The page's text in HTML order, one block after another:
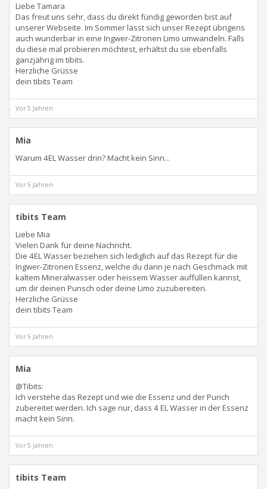
Liebe Tamara
Das freut uns sehr, dass du direkt fündig geworden bist auf
unserer Webseite. Im Sommer lässt sich unser Rezept übrigens
auch wunderbar in eine Ingwer-Zitronen Limo umwandeln. Falls
du diese mal probieren möchtest, erhältst du sie ebenfalls
ganzjährig im tibits.
Herzliche Grüsse
dein tibits Team
Vor 5 Jahren
Mia
Warum 4EL Wasser drin? Macht kein Sinn...
Vor 5 Jahren
tibits Team
Liebe Mia
Vielen Dank für deine Nachricht.
Die 4EL Wasser beziehen sich lediglich auf das Rezept für die
Ingwer-Zitronen Essenz, welche du dann je nach Geschmack mit
kaltem Mineralwasser oder heissem Wasser auffüllen kannst,
um dir deinen Punsch oder deine Limo zuzubereiten.
Herzliche Grüsse
dein tibits Team
Vor 5 Jahren
Mia
@Tibits:
Ich verstehe das Rezept und wie die Essenz und der Punch
zubereitet werden. Ich sage nur, dass 4 EL Wasser in der Essenz
macht kein Sinn.
Vor 5 Jahren
tibits Team